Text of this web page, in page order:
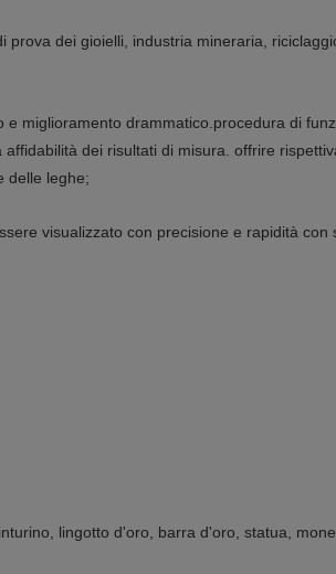
dei gioielli, industria mineraria,
miglioramento drammatico.procedura di
dei risultati di misura. offrire
delle leghe;
visualizzato con precisione e rapidità con
lingotto d'oro, barra d'oro, statua,